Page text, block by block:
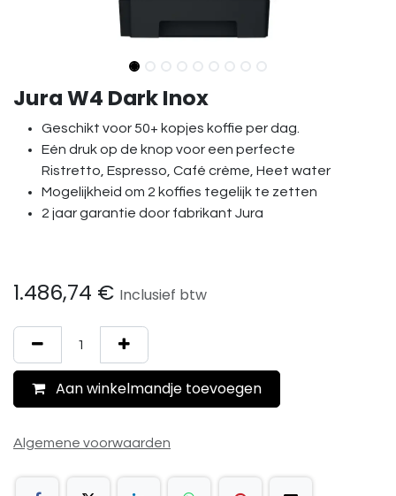
Jura W4 Dark Inox
Geschikt voor 50+ kopjes koffie per dag.
Eén druk op de knop voor een perfecte
Ristretto, Espresso, Café crème, Heet water
Mogelijkheid om 2 koffies tegelijk te zetten
2 jaar garantie door fabrikant Jura
1.486,74 € Inclusief btw
Aan winkelmandje toevoegen
Algemene voorwaarden